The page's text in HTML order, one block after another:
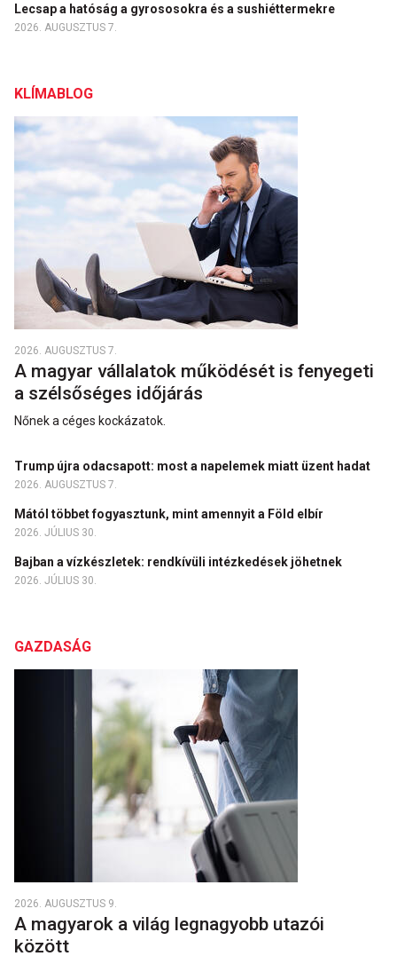
Lecsap a hatóság a gyrososokra és a sushiéttermekre
2026. AUGUSZTUS 7.
KLÍMABLOG
2026. AUGUSZTUS 7.
A magyar vállalatok működését is fenyegeti
a szélsőséges időjárás
Nőnek a céges kockázatok.
Trump újra odacsapott: most a napelemek miatt üzent hadat
2026. AUGUSZTUS 7.
Mától többet fogyasztunk, mint amennyit a Föld elbír
2026. JÚLIUS 30.
Bajban a vízkészletek: rendkívüli intézkedések jöhetnek
2026. JÚLIUS 30.
GAZDASÁG
2026. AUGUSZTUS 9.
A magyarok a világ legnagyobb utazói
között